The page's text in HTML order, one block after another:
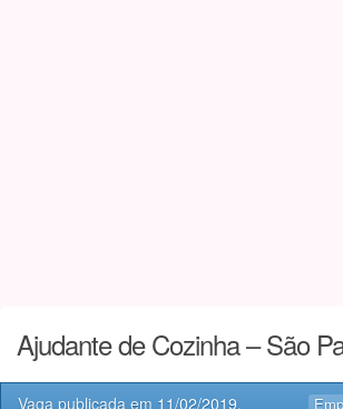
Ajudante de Cozinha – São
Vaga publicada em 11/02/2019.